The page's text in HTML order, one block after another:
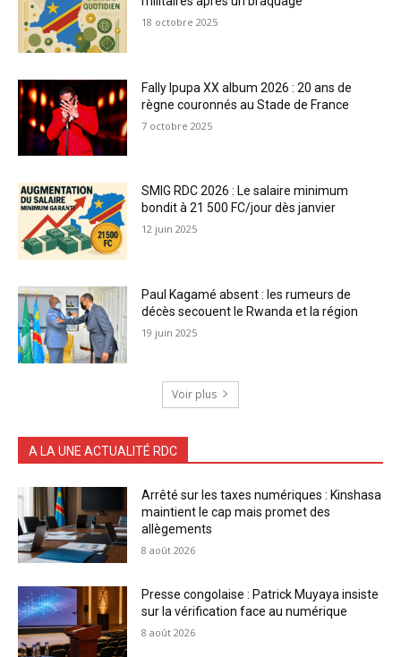
18 octobre 2025
Fally Ipupa XX album 2026 : 20 ans de
règne couronnés au Stade de France
7 octobre 2025
SMIG RDC 2026 : Le salaire minimum
bondit à 21 500 FC/jour dès janvier
12 juin 2025
Paul Kagamé absent : les rumeurs de
décès secouent le Rwanda et la région
19 juin 2025
Voir plus
A LA UNE ACTUALITÉ RDC
Arrêté sur les taxes numériques : Kinshasa
maintient le cap mais promet des
allègements
8 août 2026
Presse congolaise : Patrick Muyaya insiste
sur la vérification face au numérique
8 août 2026